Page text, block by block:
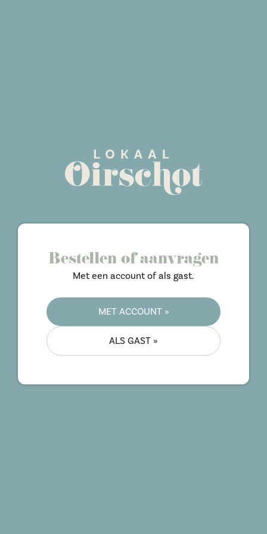
Bestellen of aanvragen
Met een account of als gast.
MET ACCOUNT »
ALS GAST »